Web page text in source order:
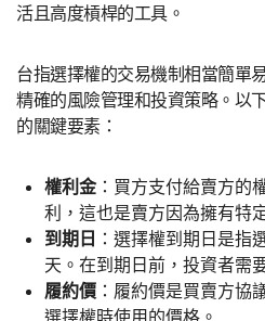
活且高度槓桿的工具。
台指選擇權的交易機制相當簡單
精確的風險管理和投資策略。以
的關鍵要素：
權利金：買方支付給賣方的
利，這也是賣方因為擁有特
到期日 ：選擇權到期日是指
天。在到期日前，投資者需
履約價：履約價是買賣方協